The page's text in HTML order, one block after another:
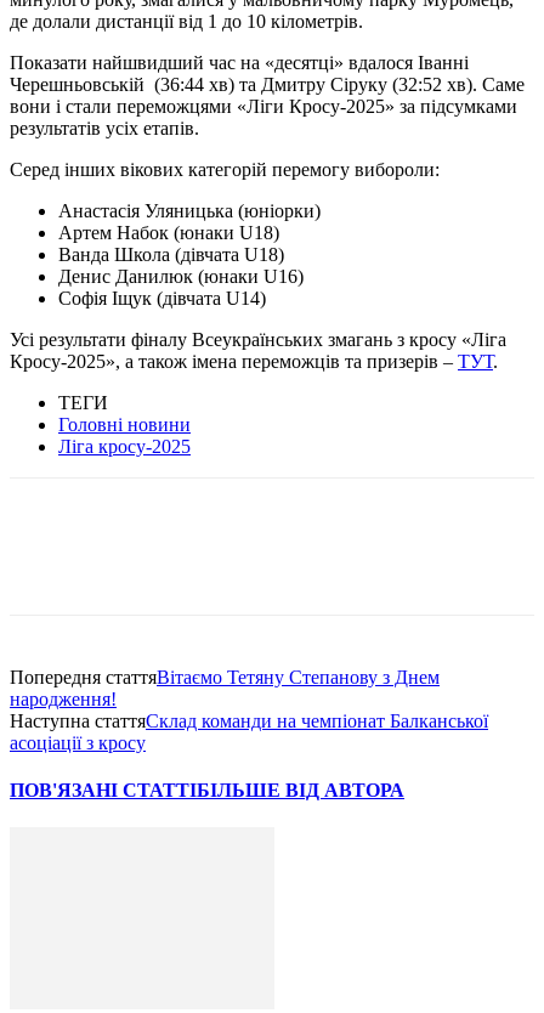
де долали дистанції від 1 до 10 кілометрів.
Показати найшвидший час на «десятці» вдалося Іванні
Черешньовській (36:44 хв) та Дмитру Сіруку (32:52 хв). Саме
вони і стали переможцями «Ліги Кросу-2025» за підсумками
результатів усіх етапів.
Серед інших вікових категорій перемогу вибороли:
Анастасія Уляницька (юніорки)
Артем Набок (юнаки U18)
Ванда Школа (дівчата U18)
Денис Данилюк (юнаки U16)
Софія Іщук (дівчата U14)
Усі результати фіналу Всеукраїнських змагань з кросу «Ліга
Кросу-2025», а також імена переможців та призерів – ТУТ.
ТЕГИ
Головні новини
Ліга кросу-2025
Попередня статтяВітаємо Тетяну Степанову з Днем
народження!
Наступна статтяСклад команди на чемпіонат Балканської
асоціації з кросу
ПОВ'ЯЗАНІ СТАТТІБІЛЬШЕ ВІД АВТОРА